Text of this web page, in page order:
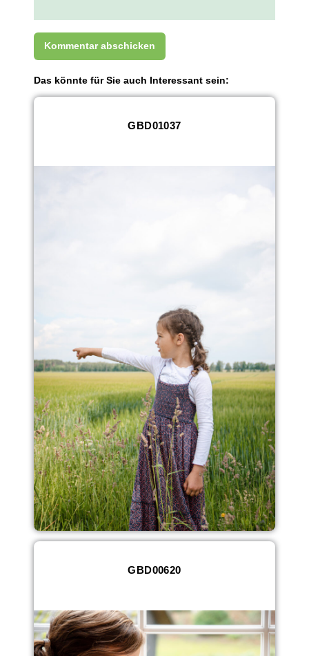
Das könnte für Sie auch Interessant sein:
GBD01037
GBD00620